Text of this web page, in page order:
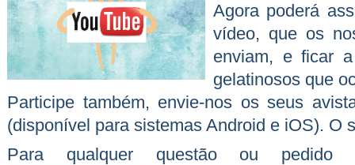
Agora poderá
vídeo, que os
enviam, e ficar
gelatinosos que
Participe também, envie-nos os seus
(disponível para sistemas Android e iOS). O
Para qualquer questão ou pedido